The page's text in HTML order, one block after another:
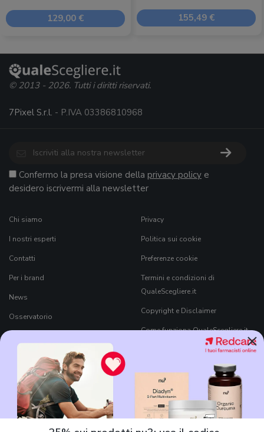
129,00 € 155,49 €
×
© 2013 - 2026. Tutti i diritti riservati.
7Pixel S.r.l. - P.IVA 03386810968
Confermo la presa visione della privacy policy e
desidero iscrivermi alla newsletter
Chi siamo
I nostri esperti
Contatti
Per i brand
News
Osservatorio
Black Friday 2026
Privacy
Politica sui cookie
Preferenze cookie
Termini e condizioni di
QualeScegliere.it
Copyright e Disclaimer
Come funziona QualeScegliere.it